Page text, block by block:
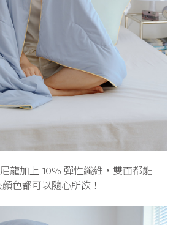
龍加上 10% 彈性纖維，雙面都能
色都可以隨心所欲！